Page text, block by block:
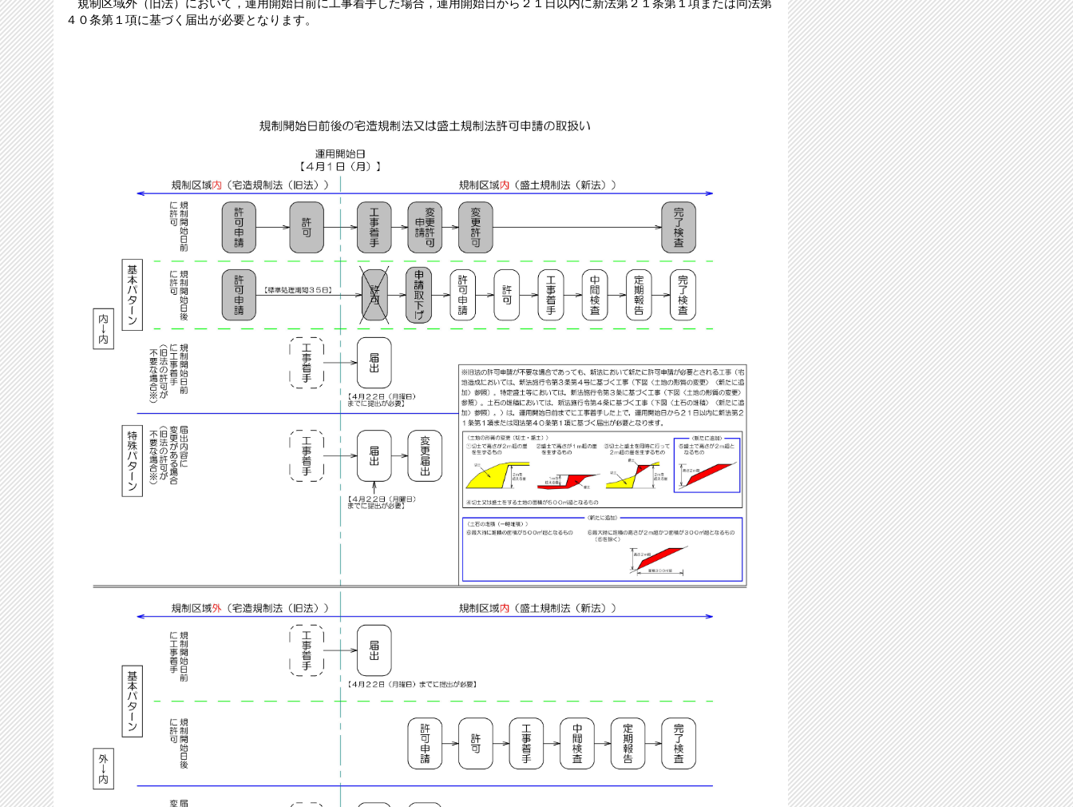
規制区域外（旧法）において，運用開始日前に工事着手した場合，運用開始日から２１日以内に新法第２１条第１項または同法第
４０条第１項に基づく届出が必要となります。